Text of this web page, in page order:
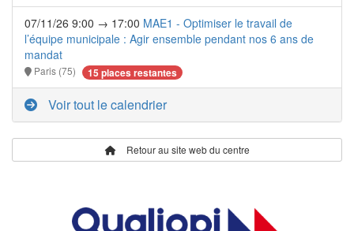
07/11/26 9:00 → 17:00 MAE1 - Optimiser le travail de
l’équipe municipale : Agir ensemble pendant nos 6 ans de
mandat
Paris (75) 15 places restantes
Voir tout le calendrier
Retour au site web du centre